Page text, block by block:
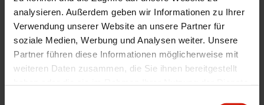
analysieren. Außerdem geben wir Informationen zu Ihrer
Verwendung unserer Website an unsere Partner für
soziale Medien, Werbung und Analysen weiter. Unsere
Partner führen diese Informationen möglicherweise mit
weiteren Daten zusammen, die Sie ihnen bereitgestellt
Zertifikat
Kein Gutachten oder ABE
Gewindemaße
M20
-10 AN
Montagematerial
Nein